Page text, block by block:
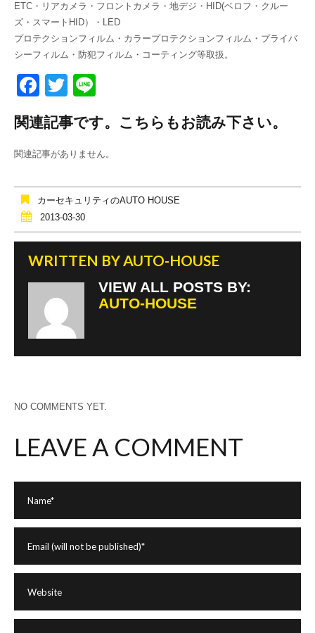
ETC・リアカメラ・フロントカメラ・地デジ・HID(ベロフ・クルー
ズ・スマートHID）・LED
プロテクションフィルム・カラープロテクションフィルム・プライバ
シーフィルム・防犯フィルム・コーティング等取扱。
F
a
c
e
o
o
k
T
tt
er
e
関連記事です。こちらもお読み下さい。
関連記事がありません。
カーセキュリティのAUTO HOUSE
2013-03-30
WRITTEN BYAUTO-HOUSE
VIEW ALL POSTS BY:
AUTO-HOUSE
NO COMMENTS YET.
LEAVE A COMMENT